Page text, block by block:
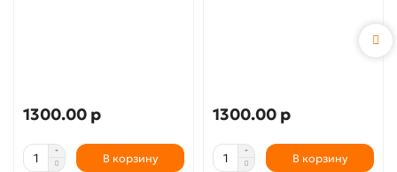
1300.00 р
В корзину
1300.00 р
В корзину